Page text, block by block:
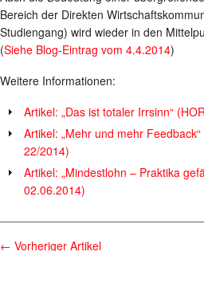
Bereich der Direkten
Studiengang) wird wieder in den
(Siehe Blog-Eintrag vom 4.4.2014)
Weitere Informationen:
Artikel: „Das ist totaler Irrsinn“
Artikel: „Mehr und mehr
22/2014)
Artikel: „Mindestlohn – Praktika
02.06.2014)
← Vorheriger Artikel